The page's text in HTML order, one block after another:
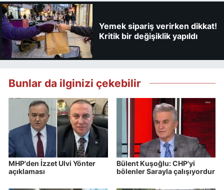
Yemek sipariş verirken dikkat!
Kritik bir değişiklik yapıldı
Bunlar da ilginizi çekebilir
MHP'den İzzet Ulvi Yönter
açıklaması
Bülent Kuşoğlu: CHP'yi
bölenler Sarayla çalışıyordur